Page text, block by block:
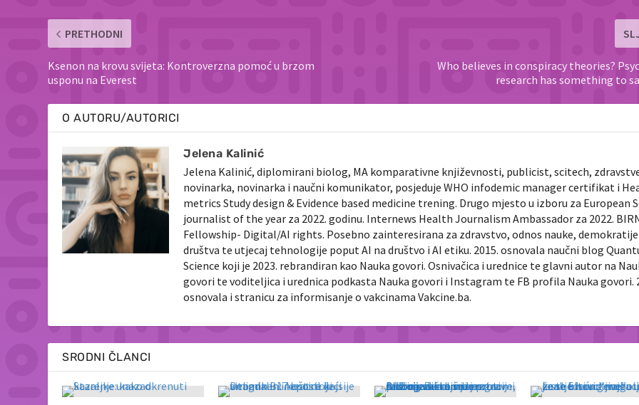
PRETHODNI
Ksenon na krovu svijeta: Kontroverzna pomoć u brzom
usponu na Everest
Who believes in conspiracy theories?
research has something to
O AUTORU/AUTORICI
Jelena Kalinić
Jelena Kalinić, diplomirani biolog, MA komparativne književnosti, publicist, scitech,
novinarka, novinarka i naučni komunikator, posjeduje WHO infodemic manager certifikat i
metrics Study design & Evidence based medicine trening. Drugo mjesto u izboru za European
journalist of the year za 2022. godinu. Internews Health Journalism Ambassador za 2022.
Fellowship- Digital/AI rights. Posebno zainteresirana za zdravstvo, odnos nauke,
društva te utjecaj tehnologije poput AI na društvo i AI etiku. 2015. osnovala naučni blog
Science koji je 2023. rebrandiran kao Nauka govori. Osnivačica i urednice te glavni autor na
govori te voditeljica i urednica podkasta Nauka govori i Instagram te FB profila Nauka govori.
osnovala i stranicu za informisanje o vakcinama Vakcine.ba.
SRODNI ČLANCI